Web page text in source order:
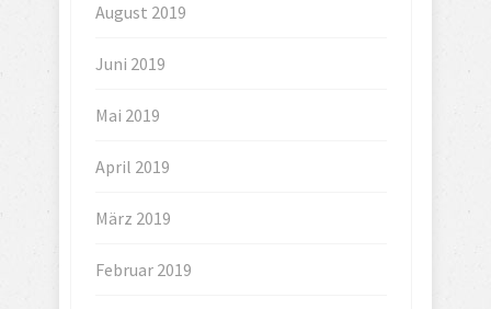
August 2019
Juni 2019
Mai 2019
April 2019
März 2019
Februar 2019